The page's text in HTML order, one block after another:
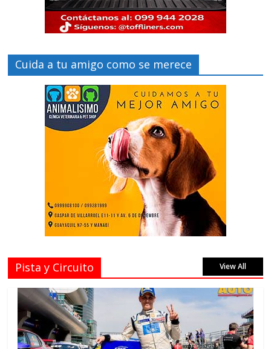
Cuida a tu amigo como se merece
Pista y Circuito View All